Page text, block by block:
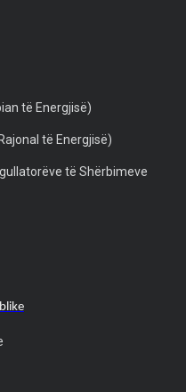
të Energjisë)
të Energjisë)
të Shërbimeve